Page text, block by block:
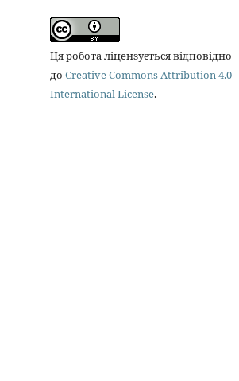
Ця робота ліцензується відповідно
до Creative Commons Attribution 4.0
International License.